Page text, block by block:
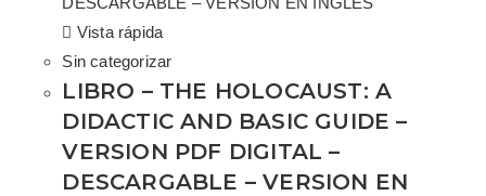
Vista rápida
Sin categorizar
LIBRO – THE HOLOCAUST: A
DIDACTIC AND BASIC GUIDE –
VERSION PDF DIGITAL –
DESCARGABLE – VERSION EN